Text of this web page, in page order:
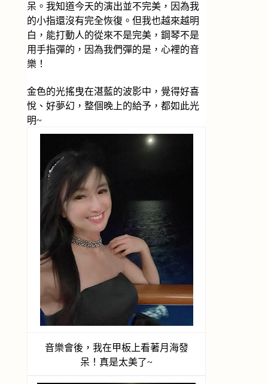
呆。我知道今天的演出並不完美，因為我
的小指還沒有完全恢復。但我也越來越明
白，能打動人的從來不是完美，鋼琴不是
用手指彈的，因為我們彈的是，心裡的音
樂！
金色的光搖曳在湛藍的波影中，覺得好喜
悅、好夢幻，整個晚上的給予，都如此光
明~
音樂會後，我在甲板上看著月海發
呆！真是太美了~